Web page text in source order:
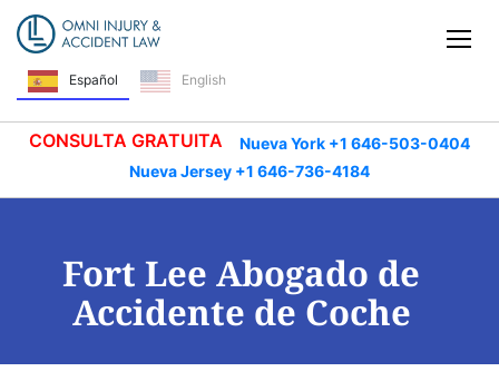
Saltar navegación
Español English
CONSULTA GRATUITA
Nueva York +1 646-503-0404
Nueva Jersey +1 646-736-4184
Fort Lee Abogado de
Accidente de Coche